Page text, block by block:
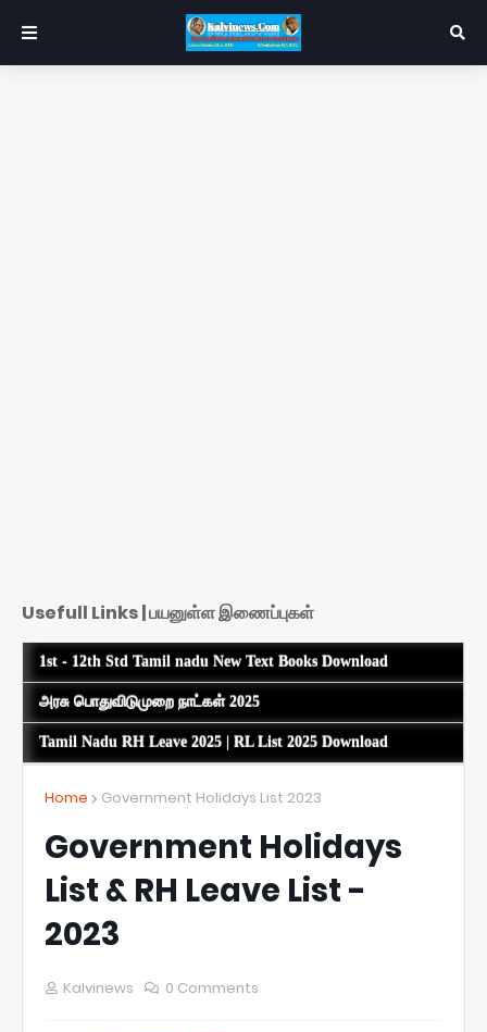
Usefull Links | பயனுள்ள இணைப்புகள்
1st - 12th Std Tamil nadu New Text Books Download
அரசு பொதுவிடுமுறை நாட்கள் 2025
Tamil Nadu RH Leave 2025 | RL List 2025 Download
Home Government Holidays List 2023
Government Holidays
List & RH Leave List -
2023
Kalvinews 0 Comments